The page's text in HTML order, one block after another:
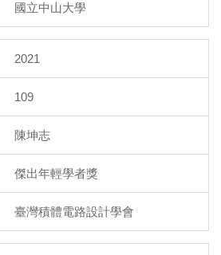
國立中山大學
2021
109
陳坤志
傑出年輕學者獎
臺灣積體電路設計學會